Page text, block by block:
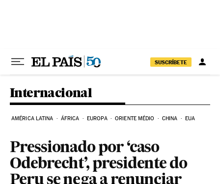
SUSCRÍBETE
Internacional
AMÉRICA LATINA ÁFRICA EUROPA ORIENTE MÉDIO CHINA EUA
Pressionado por ‘caso
Odebrecht’, presidente do
Peru se nega a renunciar